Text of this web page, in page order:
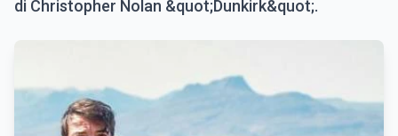
di Christopher Nolan &quot;Dunkirk&quot;.